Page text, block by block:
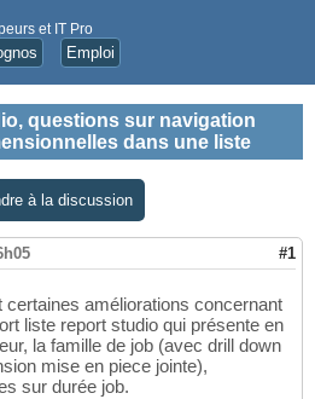
et IT Pro
Emploi
questions sur navigation
dans une liste
à la discussion
#1
améliorations concernant
liste report studio qui présente en
la famille de job (avec drill down
mise en piece jointe),
sur durée job.